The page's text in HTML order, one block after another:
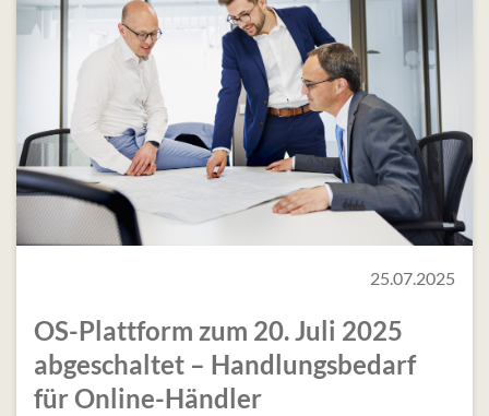
25.07.2025
OS-Plattform zum 20. Juli 2025
abgeschaltet – Handlungsbedarf
für Online-Händler